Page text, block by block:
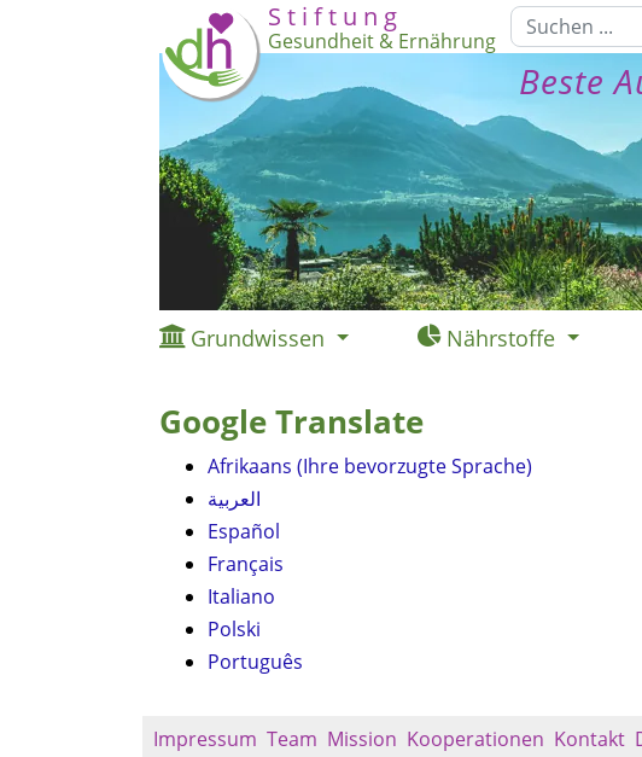
S t i f t u n g
Gesundheit & Ernährung
Beste
Grundwissen Nährstoffe
Google Translate
Afrikaans (Ihre bevorzugte Sprache)
العربية
Español
Français
Italiano
Polski
Português
Impressum Team Mission Kooperationen Kontakt